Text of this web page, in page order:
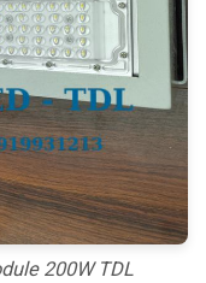
200W TDL